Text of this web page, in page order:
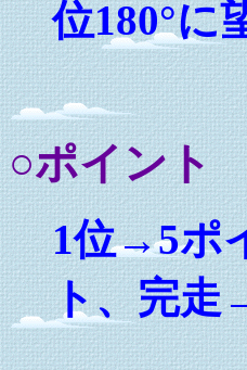
位180°に
○ポイント
1位→5ポ
ト、完走